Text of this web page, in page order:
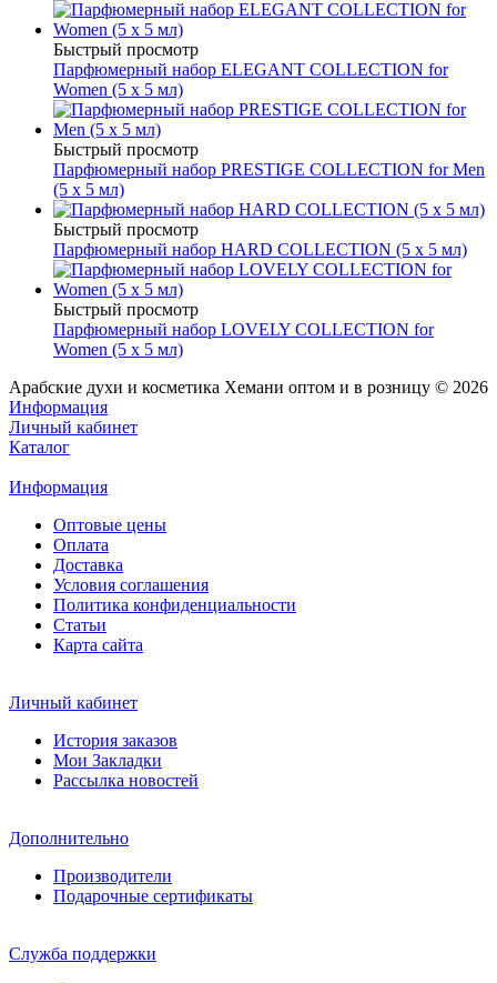
Быстрый просмотр
Парфюмерный набор ELEGANT COLLECTION for
Women (5 х 5 мл)
Быстрый просмотр
Парфюмерный набор PRESTIGE COLLECTION for Men
(5 х 5 мл)
Быстрый просмотр
Парфюмерный набор HARD COLLECTION (5 х 5 мл)
Быстрый просмотр
Парфюмерный набор LOVELY COLLECTION for
Women (5 х 5 мл)
Арабские духи и косметика Хемани оптом и в розницу © 2026
Информация
Личный кабинет
Каталог
Информация
Оптовые цены
Оплата
Доставка
Условия соглашения
Политика конфиденциальности
Статьи
Карта сайта
Личный кабинет
История заказов
Мои Закладки
Рассылка новостей
Дополнительно
Производители
Подарочные сертификаты
Служба поддержки